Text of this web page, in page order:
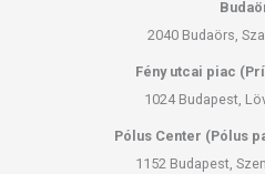
2040 Budaörs,
Fény utcai piac
1024 Budapest,
Pólus Center (Pólus
1152 Budapest,